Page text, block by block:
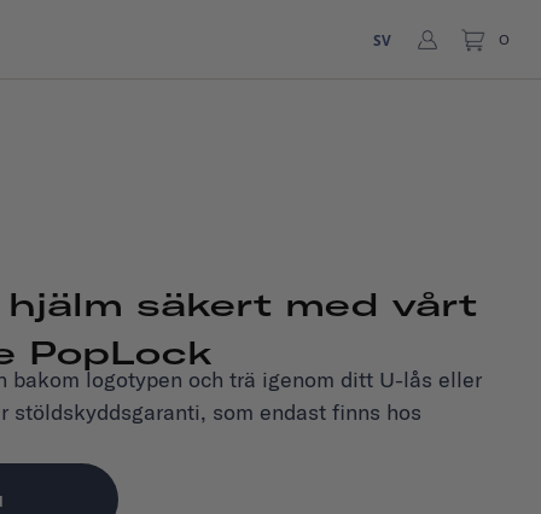
SV 0
hjälm säkert med vårt
PopLock
bakom logotypen och trä igenom ditt U-lås eller
stöldskyddsgaranti, som endast finns hos